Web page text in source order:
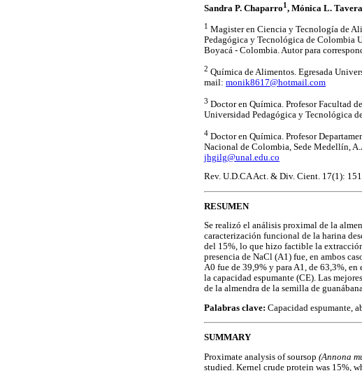
Sandra P. Chaparro1, Mónica L. Tavera
1 Magister en Ciencia y Tecnología de
Pedagógica y Tecnológica de Colombia
Boyacá - Colombia. Autor para
2 Química de Alimentos. Egresada
mail: monik8617@hotmail.com
3 Doctor en Química. Profesor Facultad
Universidad Pedagógica y Tecnológica
4 Doctor en Química. Profesor
Nacional de Colombia, Sede Medellín,
jhgilg@unal.edu.co
Rev. U.D.CA Act. & Div. Cient. 17(1):
RESUMEN
Se realizó el análisis proximal de la
caracterización funcional de la harina
del 15%, lo que hizo factible la
presencia de NaCl (A1) fue, en ambos
A0 fue de 39,9% y para A1, de 63,3%,
la capacidad espumante (CE). Las
de la almendra de la semilla de
Palabras clave: Capacidad espumante,
SUMMARY
Proximate analysis of soursop (Annona
studied. Kernel crude protein was 15%,